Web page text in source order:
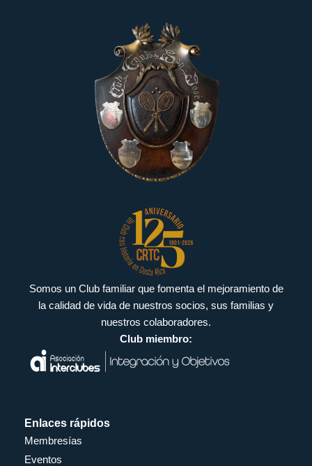
Somos un Club familiar que fomenta el mejoramiento de
la calidad de vida de nuestros socios, sus familias y
nuestros colaboradores.
Club miembro:
Enlaces rápidos
Membresías
Eventos